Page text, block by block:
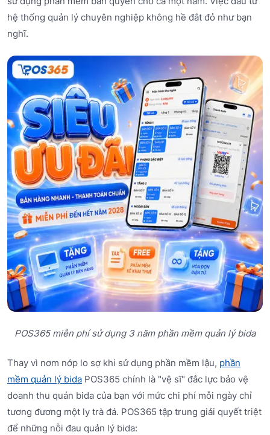
hệ thống quản lý chuyên nghiệp không hề đắt đỏ như bạn
nghĩ.
POS365 miễn phí sử dụng 3 năm phần mềm quản lý bida
Thay vì nơm nớp lo sợ khi sử dụng phần mềm lậu, phần
mềm quản lý bida POS365 chính là "vệ sĩ" đắc lực bảo vệ
doanh thu quán bida của bạn với mức chi phí mỗi ngày chỉ
tương đương một ly trà đá. POS365 tập trung giải quyết triệt
để những nỗi đau quản lý bida: